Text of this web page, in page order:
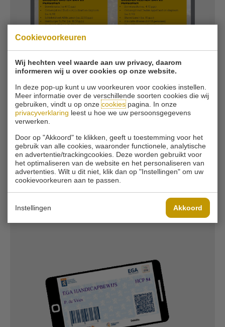
Cookievoorkeuren
Wij hechten veel waarde aan uw privacy, daarom
informeren wij u over cookies op onze website.
In deze pop-up kunt u uw voorkeuren voor cookies instellen.
Meer informatie over de verschillende soorten cookies die wij
gebruiken, vindt u op onzecookiespagina. In onze
privacyverklaring leest u hoe we uw persoonsgegevens
verwerken.
Door op "Akkoord" te klikken, geeft u toestemming voor het
gebruik van alle cookies, waaronder functionele, analytische
en advertentie/trackingcookies. Deze worden gebruikt voor
het optimaliseren van de website en het personaliseren van
advertenties. Wilt u dit niet, klik dan op "Instellingen" om uw
cookievoorkeuren aan te passen.
Instellingen Akkoord
Organiseer uw all-in teamuitje bij Golfbaan
Schinkelshoek!
HAAL UW GVB IN 2 DAGEN!